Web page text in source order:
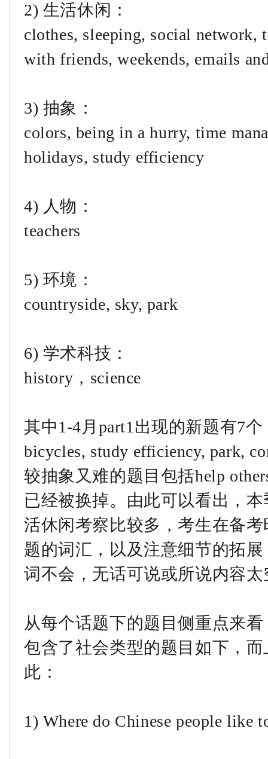
2) 生活休闲：
clothes, sleeping, social network,
with friends, weekends, emails
3) 抽象：
colors, being in a hurry, time
holidays, study efficiency
4) 人物：
teachers
5) 环境：
countryside, sky, park
6) 学术科技：
history，science
其中1-4月part1出现的新题有7个
bicycles, study efficiency, park,
较抽象又难的题目包括help
已经被换掉。由此可以看出，
活休闲考察比较多，考生在备
题的词汇，以及注意细节的拓
词不会，无话可说或所说内容
从每个话题下的题目侧重点来
包含了社会类型的题目如下，
此：
1) Where do Chinese people like